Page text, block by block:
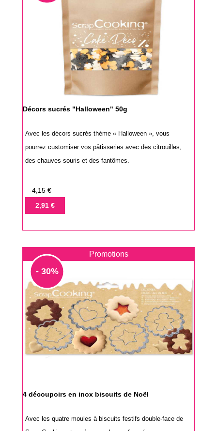
Décors sucrés "Halloween" 50g
Avec les décors sucrés thème « Halloween », vous
pourrez customiser vos pâtisseries avec des citrouilles,
des chauves-souris et des fantômes.
Prix
base
4,15 €
Prix2,91 €
Promotions
- 30%
4 découpoirs en inox biscuits de Noël
Avec les quatre moules à biscuits festifs double-face de